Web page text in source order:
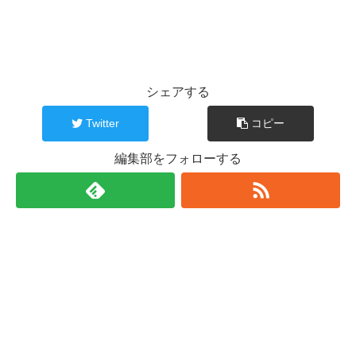
シェアする
Twitter コピー
編集部をフォローする